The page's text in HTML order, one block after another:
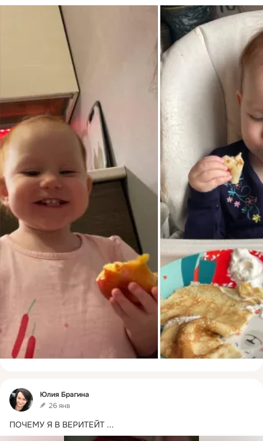
Фид
Юлия Брагина
26 янв
ПОЧЕМУ Я В ВЕРИТЕЙТ ...